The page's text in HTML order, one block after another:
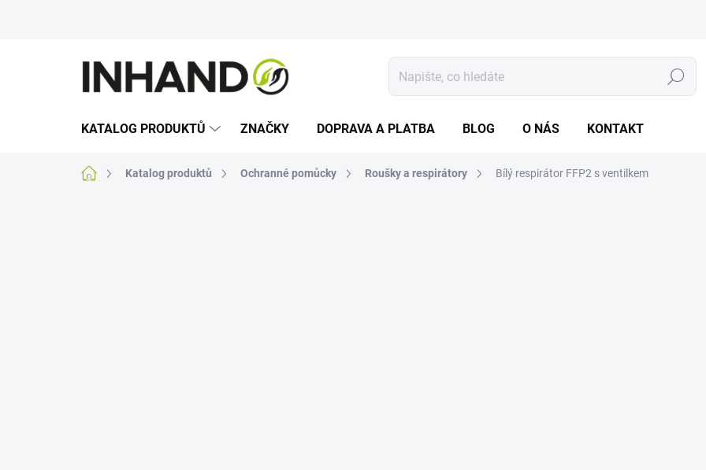
Hledat
KATALOG PRODUKTŮ ZNAČKY DOPRAVA A PLATBA BLOG O NÁS KONTAKT
Domů Katalog produktů Ochranné pomůcky Roušky a respirátory Bílý respirátor FFP2 s ventilkem